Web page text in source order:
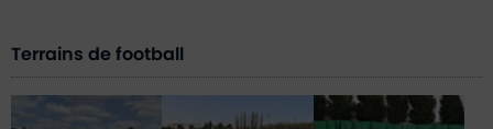
Terrains de football